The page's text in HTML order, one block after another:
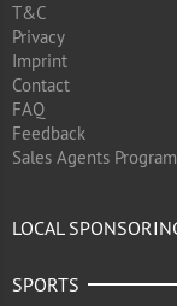
T&C
Privacy
Imprint
Contact
FAQ
Feedback
Sales Agents Program
LOCAL
SPORTS